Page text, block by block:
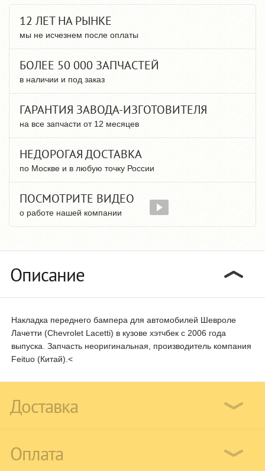
12 ЛЕТ НА РЫНКЕ
мы не исчезнем после оплаты
БОЛЕЕ 50 000 ЗАПЧАСТЕЙ
в наличии и под заказ
ГАРАНТИЯ ЗАВОДА-ИЗГОТОВИТЕЛЯ
на все запчасти от 12 месяцев
НЕДОРОГАЯ ДОСТАВКА
по Москве и в любую точку России
ПОСМОТРИТЕ ВИДЕО
о работе нашей компании
Описание
Накладка переднего бампера для автомобилей Шевроле
Лачетти (Chevrolet Lacetti) в кузове хэтчбек с 2006 года
выпуска. Запчасть неоригинальная, производитель компания
Feituo (Китай).<
Доставка
Оплата